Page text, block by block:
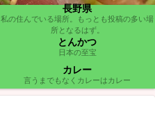
長野県
私の住んでいる場所。もっとも投稿の多い場
所となるはず。
とんかつ
日本の至宝
カレー
言うまでもなくカレーはカレー